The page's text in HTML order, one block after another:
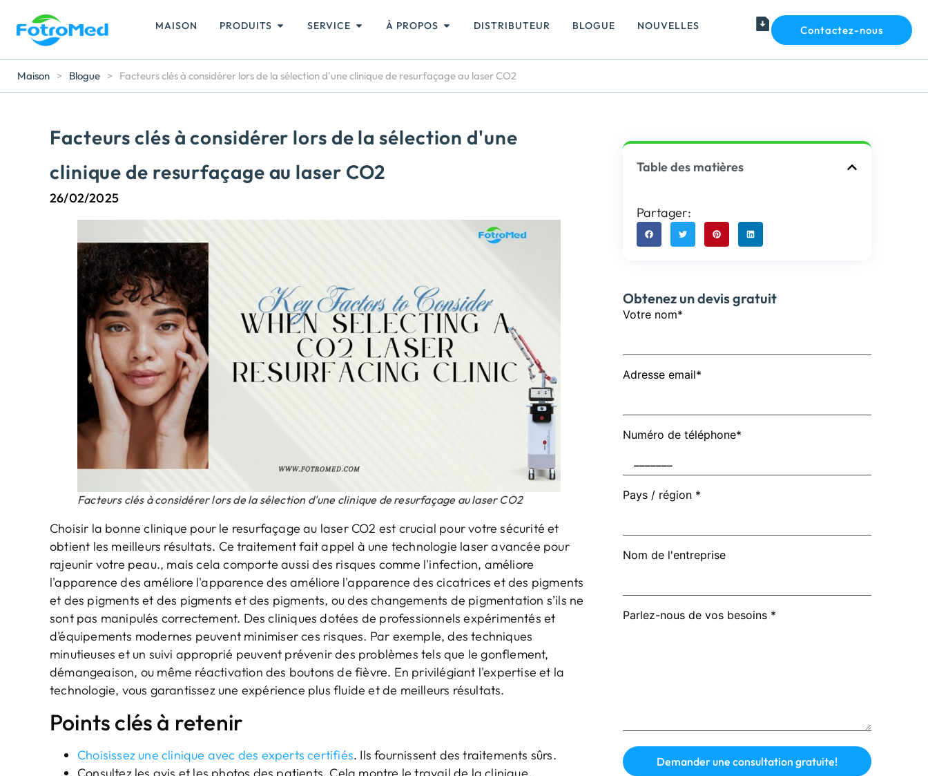
MAISON PRODUITS SERVICE À PROPOS DISTRIBUTEUR BLOGUE NOUVELLES Contactez-nous
Maison > Blogue > Facteurs clés à considérer lors de la sélection d'une clinique de resurfaçage au laser CO2
Facteurs clés à considérer lors de la sélection d'une
clinique de resurfaçage au laser CO2
26/02/2025
Facteurs clés à considérer lors de la sélection d'une clinique de resurfaçage au laser CO2
Choisir la bonne clinique pour le resurfaçage au laser CO2 est crucial pour votre sécurité et
obtient les meilleurs résultats. Ce traitement fait appel à une technologie laser avancée pour
rajeunir votre peau., mais cela comporte aussi des risques comme l'infection, améliore
l'apparence des améliore l'apparence des améliore l'apparence des cicatrices et des pigments
et des pigments et des pigments et des pigments, ou des changements de pigmentation s’ils ne
sont pas manipulés correctement. Des cliniques dotées de professionnels expérimentés et
d’équipements modernes peuvent minimiser ces risques. Par exemple, des techniques
minutieuses et un suivi approprié peuvent prévenir des problèmes tels que le gonflement,
démangeaison, ou même réactivation des boutons de fièvre. En privilégiant l'expertise et la
technologie, vous garantissez une expérience plus fluide et de meilleurs résultats.
Points clés à retenir
Choisissez une clinique avec des experts certifiés. Ils fournissent des traitements sûrs.
Table des matières
Partager:
Obtenez un devis gratuit
Votre nom*
Adresse email*
Numéro de téléphone*
Pays / région *
Nom de l'entreprise
Parlez-nous de vos besoins *